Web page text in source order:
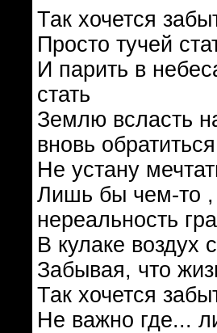
Так хочется
Просто тучей
И парить в
стать
Землю всласть
вновь обратиться
Не устану
Лишь бы чем-то ,
нереальность
В кулаке
Забывая, что
Так хочется
Не важно где...